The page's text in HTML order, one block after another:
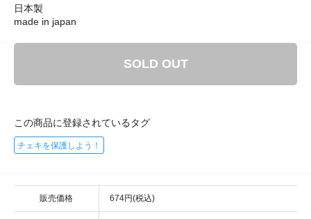
日本製
made in japan
SOLD OUT
この商品に登録されているタグ
チェキを保護しよう！
販売価格 674円(税込)